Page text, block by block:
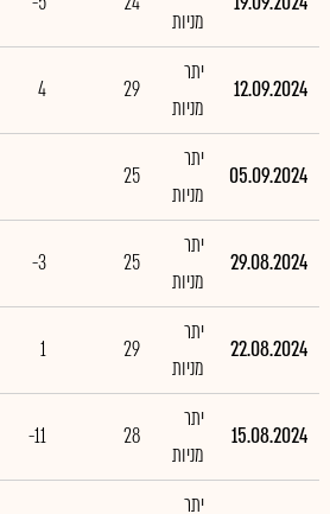
מניות
12.09.2024
יתר
מניות
29
4
05.09.2024
יתר
מניות
25
29.08.2024
יתר
מניות
25
-3
22.08.2024
יתר
מניות
29
1
15.08.2024
יתר
מניות
28
-11
יתר